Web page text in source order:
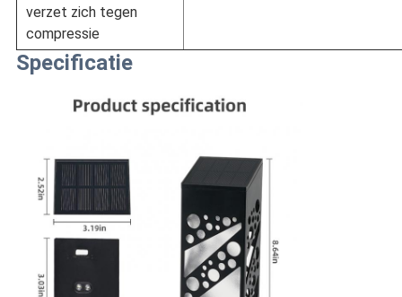
verzet zich tegen
compressie
Specificatie